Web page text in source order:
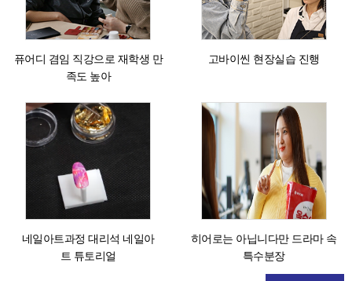
퓨어디 겸임 직강으로 재학생 만
족도 높아
고바이씬 현장실습 진행
네일아트과정 대리석 네일아
트 튜토리얼
히어로는 아닙니다만 드라마 속
특수분장